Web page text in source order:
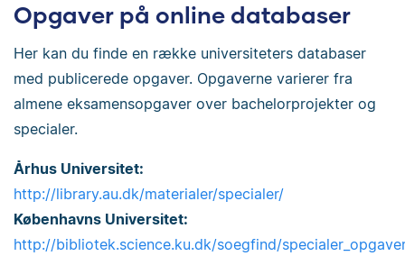
Opgaver på online databaser
Her kan du finde en række universiteters databaser
med publicerede opgaver. Opgaverne varierer fra
almene eksamensopgaver over bachelorprojekter og
specialer.
Århus Universitet:
http://library.au.dk/materialer/specialer/
Københavns Universitet:
http://bibliotek.science.ku.dk/soegfind/